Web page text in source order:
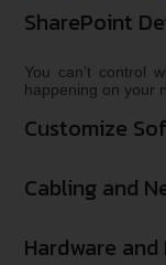
SharePoint
You can’t control
happening on your
Customize
Cabling and
Hardware